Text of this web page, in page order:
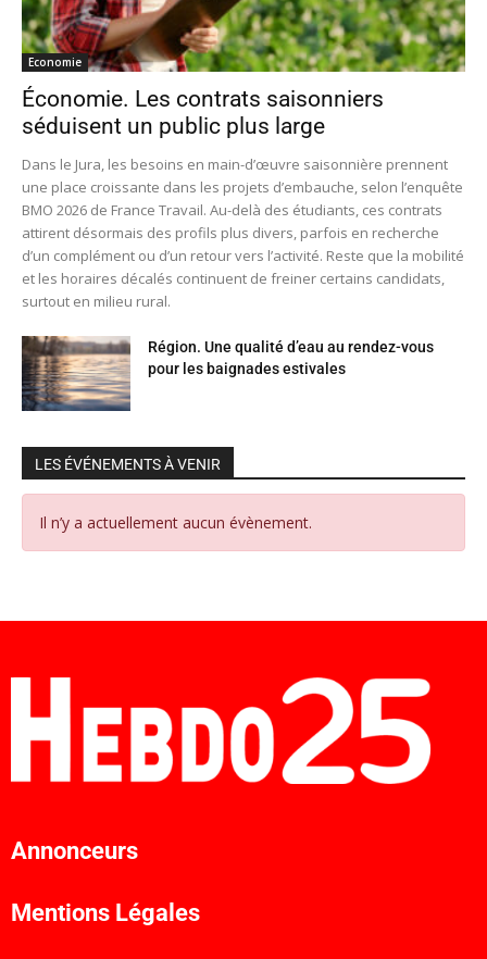
Economie
Économie. Les contrats saisonniers
séduisent un public plus large
Dans le Jura, les besoins en main-d’œuvre saisonnière prennent
une place croissante dans les projets d’embauche, selon l’enquête
BMO 2026 de France Travail. Au-delà des étudiants, ces contrats
attirent désormais des profils plus divers, parfois en recherche
d’un complément ou d’un retour vers l’activité. Reste que la mobilité
et les horaires décalés continuent de freiner certains candidats,
surtout en milieu rural.
Région. Une qualité d’eau au rendez-vous
pour les baignades estivales
LES ÉVÉNEMENTS À VENIR
Il n’y a actuellement aucun évènement.
Annonceurs
Mentions Légales